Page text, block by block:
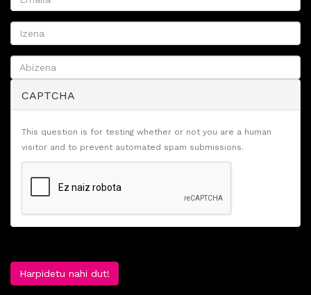
CAPTCHA
This question is for testing whether or not you are a human
visitor and to prevent automated spam submissions.
Harpidetu nahi dut!